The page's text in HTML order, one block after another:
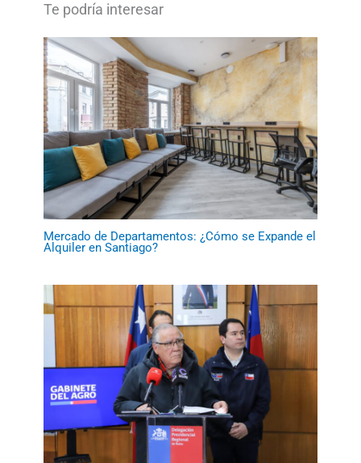
Mercado de Departamentos: ¿Cómo se Expande el
Alquiler en Santiago?